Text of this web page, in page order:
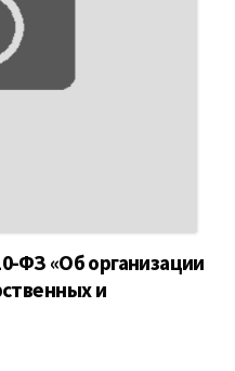
ФЗ «Об организации
и